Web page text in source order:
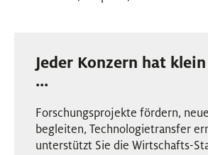
Jeder Konzern hat
...
Forschungsprojekte fördern,
begleiten, Technologietransfer
unterstützt Sie die Wirtschafts-